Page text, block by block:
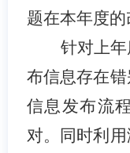
题在本年度的
针对上
布信息存在
信息发布流
对。同时利